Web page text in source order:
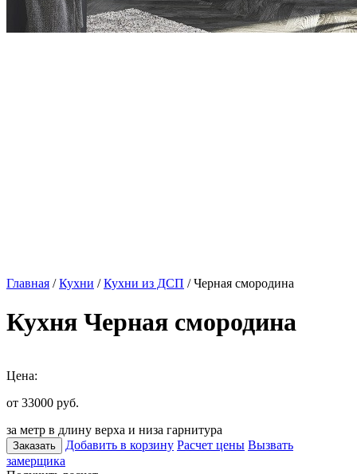
Главная /Кухни /Кухни из ДСП / Черная смородина
Кухня Черная смородина
Цена:
от 33000 руб.
за метр в длину верха и низа гарнитура
Заказать Добавить в корзину Расчет цены Вызвать
замерщика